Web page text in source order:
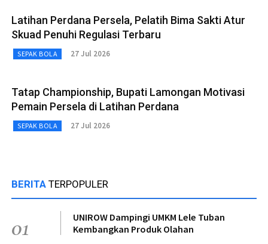
Latihan Perdana Persela, Pelatih Bima Sakti Atur
Skuad Penuhi Regulasi Terbaru
SEPAK BOLA 27 Jul 2026
Tatap Championship, Bupati Lamongan Motivasi
Pemain Persela di Latihan Perdana
SEPAK BOLA 27 Jul 2026
BERITA TERPOPULER
01
UNIROW Dampingi UMKM Lele Tuban
Kembangkan Produk Olahan